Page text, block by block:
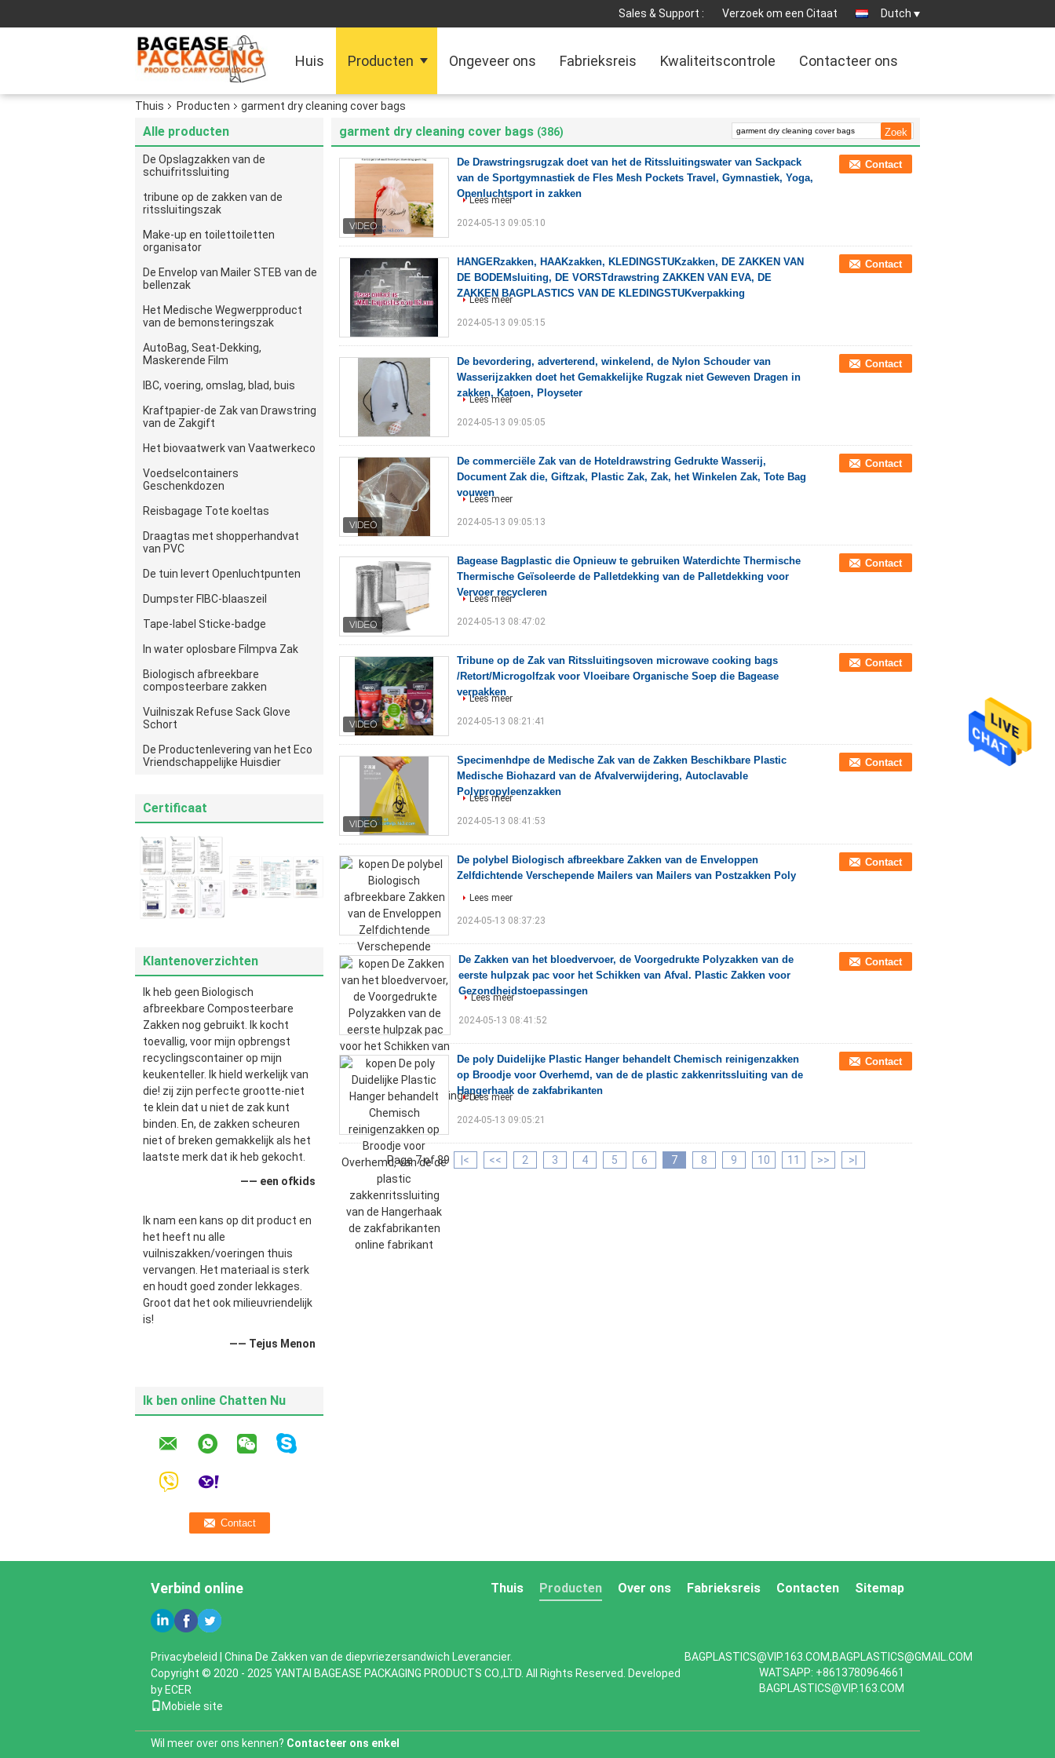
Sales & Support : Verzoek om een Citaat Dutch
Huis Producten Ongeveer ons Fabrieksreis Kwaliteitscontrole Contacteer ons
Thuis Producten garment dry cleaning cover bags
Alle producten
De Opslagzakken van de
schuifritssluiting
tribune op de zakken van de
ritssluitingszak
Make-up en toilettoiletten
organisator
De Envelop van Mailer STEB van de
bellenzak
Het Medische Wegwerpproduct
van de bemonsteringszak
AutoBag, Seat-Dekking,
Maskerende Film
IBC, voering, omslag, blad, buis
Kraftpapier-de Zak van Drawstring
van de Zakgift
Het biovaatwerk van Vaatwerkeco
Voedselcontainers
Geschenkdozen
Reisbagage Tote koeltas
Draagtas met shopperhandvat
van PVC
De tuin levert Openluchtpunten
Dumpster FIBC-blaaszeil
Tape-label Sticke-badge
In water oplosbare Filmpva Zak
Biologisch afbreekbare
composteerbare zakken
Vuilniszak Refuse Sack Glove
Schort
De Productenlevering van het Eco
Vriendschappelijke Huisdier
Certificaat
Klantenoverzichten
Ik heb geen Biologisch
afbreekbare Composteerbare
Zakken nog gebruikt. Ik kocht
toevallig, voor mijn opbrengst
recyclingscontainer op mijn
keukenteller. Ik hield werkelijk van
die! zij zijn perfecte grootte-niet
te klein dat u niet de zak kunt
binden. En, de zakken scheuren
niet of breken gemakkelijk als het
laatste merk dat ik heb gekocht.
—— een ofkids
Ik nam een kans op dit product en
het heeft nu alle
vuilniszakken/voeringen thuis
vervangen. Het materiaal is sterk
en houdt goed zonder lekkages.
Groot dat het ook milieuvriendelijk
is!
—— Tejus Menon
Ik ben online Chatten Nu
garment dry cleaning cover bags (386)
De Drawstringsrugzak doet van het de Ritssluitingswater van Sackpack
van de Sportgymnastiek de Fles Mesh Pockets Travel, Gymnastiek, Yoga,
Openluchtsport in zakken
Contact
Lees meer
2024-05-13 09:05:10
HANGERzakken, HAAKzakken, KLEDINGSTUKzakken, DE ZAKKEN VAN
DE BODEMsluiting, DE VORSTdrawstring ZAKKEN VAN EVA, DE
ZAKKEN BAGPLASTICS VAN DE KLEDINGSTUKverpakking
Contact
Lees meer
2024-05-13 09:05:15
De bevordering, adverterend, winkelend, de Nylon Schouder van
Wasserijzakken doet het Gemakkelijke Rugzak niet Geweven Dragen in
zakken, Katoen, Ployseter
Contact
Lees meer
2024-05-13 09:05:05
De commerciële Zak van de Hoteldrawstring Gedrukte Wasserij,
Document Zak die, Giftzak, Plastic Zak, Zak, het Winkelen Zak, Tote Bag
vouwen
Contact
Lees meer
2024-05-13 09:05:13
Bagease Bagplastic die Opnieuw te gebruiken Waterdichte Thermische
Thermische Geïsoleerde de Palletdekking van de Palletdekking voor
Vervoer recycleren
Contact
Lees meer
2024-05-13 08:47:02
Tribune op de Zak van Ritssluitingsoven microwave cooking bags
/Retort/Microgolfzak voor Vloeibare Organische Soep die Bagease
verpakken
Contact
Lees meer
2024-05-13 08:21:41
Specimenhdpe de Medische Zak van de Zakken Beschikbare Plastic
Medische Biohazard van de Afvalverwijdering, Autoclavable
Polypropyleenzakken
Contact
Lees meer
2024-05-13 08:41:53
De polybel Biologisch afbreekbare Zakken van de Enveloppen
Zelfdichtende Verschepende Mailers van Mailers van Postzakken Poly
Contact
Lees meer
2024-05-13 08:37:23
De Zakken van het bloedvervoer, de Voorgedrukte Polyzakken van de
eerste hulpzak pac voor het Schikken van Afval. Plastic Zakken voor
Gezondheidstoepassingen
Contact
Lees meer
2024-05-13 08:41:52
De poly Duidelijke Plastic Hanger behandelt Chemisch reinigenzakken
op Broodje voor Overhemd, van de de plastic zakkenritssluiting van de
Hangerhaak de zakfabrikanten
Contact
Lees meer
2024-05-13 09:05:21
Page 7 of 39 |< << 2 3 4 5 6 7 8 9 10 11 >> >|
Verbind online Sitemap
Contacten
Fabrieksreis
Over ons
Producten
Thuis
Privacybeleid China De Zakken van de diepvriezersandwich Leverancier.
Copyright © 2020 - 2025 YANTAI BAGEASE PACKAGING PRODUCTS CO.,LTD. All Rights Reserved. Developed
by ECER
BAGPLASTICS@VIP.163.COM,BAGPLASTICS@GMAIL.COM
WATSAPP: +8613780964661
BAGPLASTICS@VIP.163.COM
Mobiele site
Wil meer over ons kennen? Contacteer ons enkel